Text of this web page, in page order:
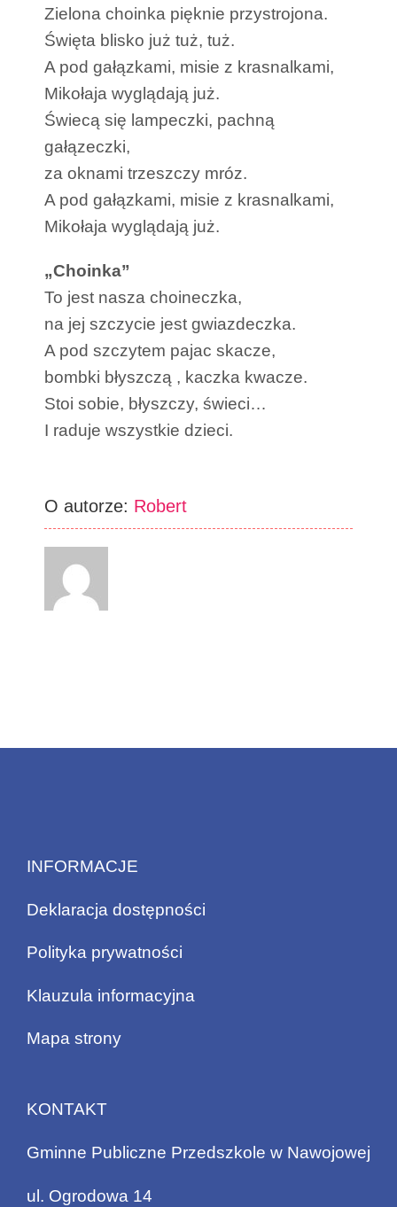
Zielona choinka pięknie przystrojona.
Święta blisko już tuż, tuż.
A pod gałązkami, misie z krasnalkami,
Mikołaja wyglądają już.
Świecą się lampeczki, pachną
gałązeczki,
za oknami trzeszczy mróz.
A pod gałązkami, misie z krasnalkami,
Mikołaja wyglądają już.
„Choinka”
To jest nasza choineczka,
na jej szczycie jest gwiazdeczka.
A pod szczytem pajac skacze,
bombki błyszczą , kaczka kwacze.
Stoi sobie, błyszczy, świeci…
I raduje wszystkie dzieci.
O autorze: Robert
INFORMACJE
Deklaracja dostępności
Polityka prywatności
Klauzula informacyjna
Mapa strony
KONTAKT
Gminne Publiczne Przedszkole w Nawojowej
ul. Ogrodowa 14